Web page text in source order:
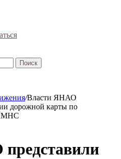
Поиск
/Власти ЯНАО
дорожной карты по